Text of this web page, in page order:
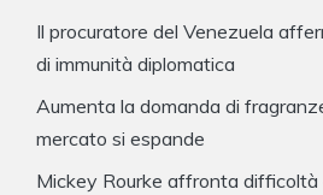
Il procuratore del Venezuela
di immunità diplomatica
Aumenta la domanda di
mercato si espande
Mickey Rourke affronta difficoltà